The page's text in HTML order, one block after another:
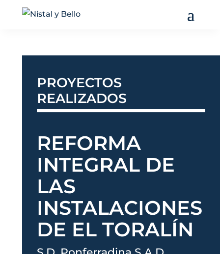
PROYECTOS
REALIZADOS
REFORMA
INTEGRAL DE
LAS
INSTALACIONES
DE EL TORALÍN